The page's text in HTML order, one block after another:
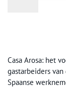
Casa Arosa: het
gastarbeiders
Spaanse